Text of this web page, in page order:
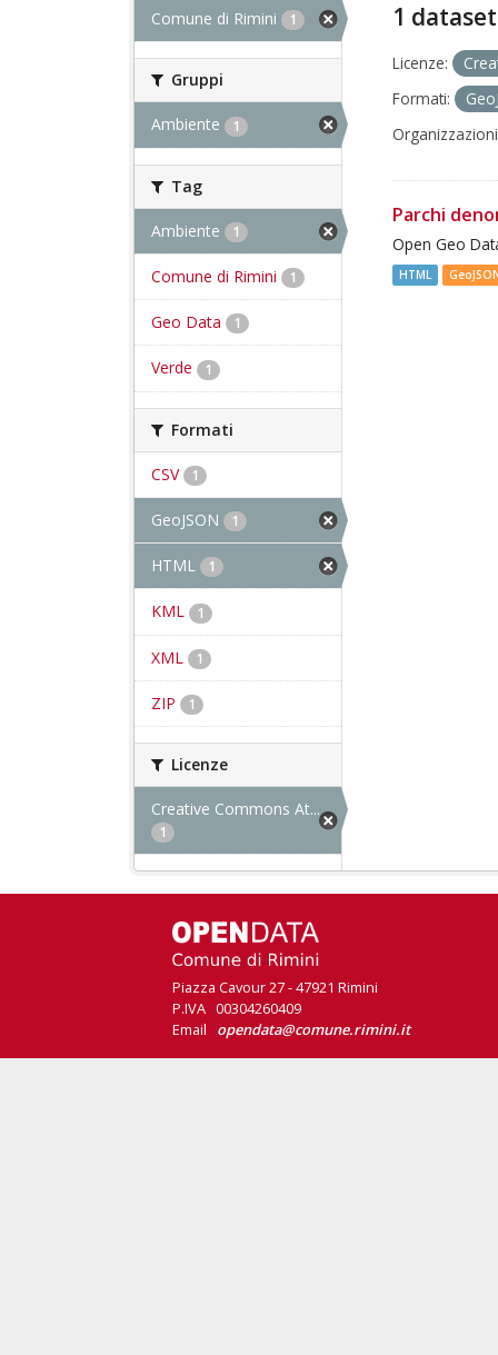
Comune di Rimini 1
Gruppi
Ambiente 1
Tag
Ambiente 1
Comune di Rimini 1
Geo Data 1
Verde 1
Formati
CSV 1
GeoJSON 1
HTML 1
KML 1
XML 1
ZIP 1
Licenze
Creative Commons At...
1
1
Licenze:
Formati:
Parchi
Open Geo
HTML
Piazza Cavour 27 - 47921 Rimini
P.IVA 00304260409
Email opendata@comune.rimini.it